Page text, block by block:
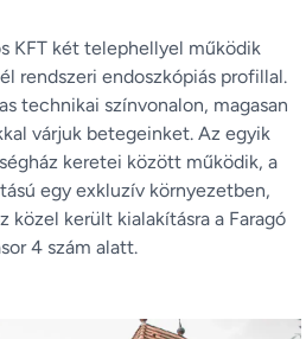
KFT két telephellyel működik
rendszeri endoszkópiás profillal.
technikai színvonalon, magasan
várjuk betegeinket. Az egyik
keretei között működik, a
egy exkluzív környezetben,
közel került kialakításra a Faragó
4 szám alatt.